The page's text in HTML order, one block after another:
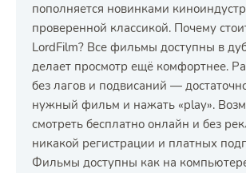
пополняется новинками
проверенной классикой. Почему
LordFilm? Все фильмы доступны в
делает просмотр ещё комфортнее.
без лагов и подвисаний —
нужный фильм и нажать «play».
смотреть бесплатно онлайн и без
никакой регистрации и платных
Фильмы доступны как на